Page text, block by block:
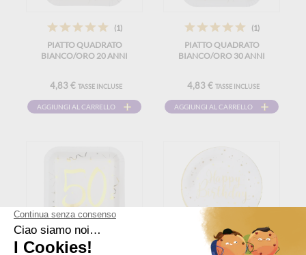
(1)
PIATTO QUADRATO
BIANCO/ORO 20 ANNI
4,83 € TASSE INCLUSE
AGGIUNGI AL CARRELLO
(1)
PIATTO QUADRATO
BIANCO/ORO 30 ANNI
4,83 € TASSE INCLUSE
AGGIUNGI AL CARRELLO
(3)